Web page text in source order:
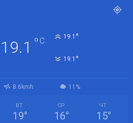
19.1 °C 19.1 °
19.1 °
8.6kmh 11%
ВТ
19°
СР
16°
ЧТ
15°